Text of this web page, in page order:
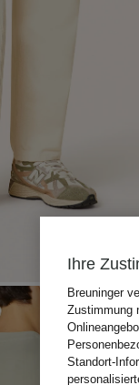
Ihre
Breuninger
Zustimmung
Standort-